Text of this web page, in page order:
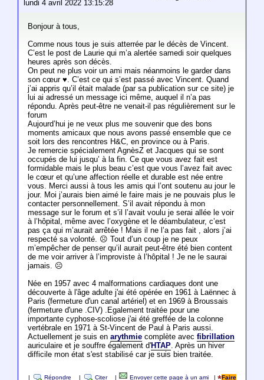
lundi 4 avril 2022 13:15:28
Bonjour à tous,
Comme nous tous je suis atterrée par le décès de Vincent.
C’est le post de Laurie qui m’a alertée samedi soir quelques
heures après son décès.
On peut ne plus voir un ami mais néanmoins le garder dans
son cœur ♥️. C’est ce qui s’est passé avec Vincent. Quand
j’ai appris qu’il était malade (par sa publication sur ce site) je
lui ai adressé un message ici même, auquel il n’a pas
répondu. Après peut-être ne venait-il pas régulièrement sur le
forum
Aujourd’hui je ne veux plus me souvenir que des bons
moments amicaux que nous avons passé ensemble que ce
soit lors des rencontres H&C, en province ou à Paris.
Je remercie spécialement AgnèsZ et Jacques qui se sont
occupés de lui jusqu’ à la fin. Ce que vous avez fait est
formidable mais le plus beau c’est que vous l’avez fait avec
le cœur et qu’une affection réelle et durable est née entre
vous. Merci aussi à tous les amis qui l’ont soutenu au jour le
jour. Moi j’aurais bien aimé le faire mais je ne pouvais plus le
contacter personnellement. S’il avait répondu à mon
message sur le forum et s’il l’avait voulu je serai allée le voir
à l’hôpital, même avec l’oxygène et le déambulateur, c’est
pas ça qui m’aurait arrêtée ! Mais il ne l’a pas fait , alors j’ai
respecté sa volonté. ☹️ Tout d’un coup je ne peux
m’empêcher de penser qu’il aurait peut-être été bien content
de me voir arriver à l’improviste à l’hôpital ! Je ne le saurai
jamais. ☹️
Née en 1957 avec 4 malformations cardiaques dont une
découverte à l'âge adulte j'ai été opérée en 1961 à Laënnec à
Paris (fermeture d'un canal artériel) et en 1969 à Broussais
(fermeture d'une .CIV) .Egalement traitée pour une
importante cyphose-scoliose j'ai été greffée de la colonne
vertébrale en 1971 à St-Vincent de Paul à Paris aussi.
Actuellement je suis en arythmiecomplète avec fibrillation
auriculaire et je souffre également d'HTAP. Après un hiver
difficile mon état s'est stabilisé car je suis bien traitée.
Répondre Citer Envoyer cette page à un ami | Faire